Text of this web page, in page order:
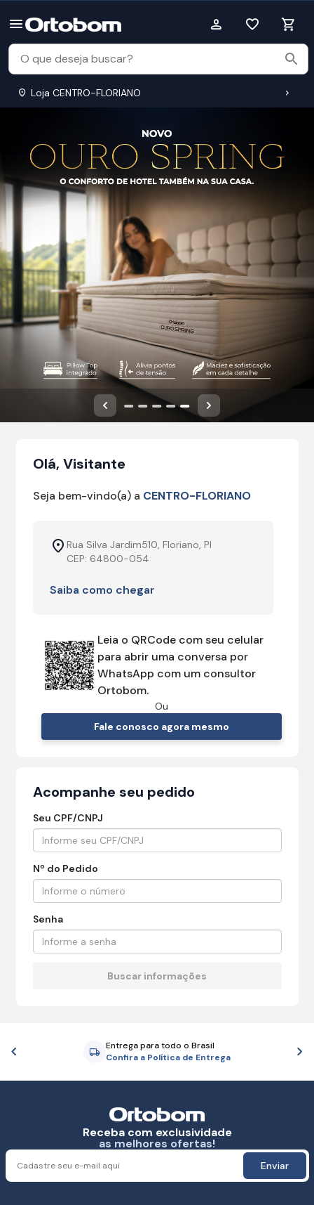
Loja CENTRO-FLORIANO
Anterior Próximo
Olá, Visitante
Seja bem-vindo(a) a CENTRO-FLORIANO
Rua Silva Jardim510, Floriano, PI
CEP: 64800-054
Saiba como chegar
Leia o QRCode com seu celular
para abrir uma conversa por
WhatsApp com um consultor
Ortobom.
Ou
Fale conosco agora mesmo
Acompanhe seu pedido
Seu CPF/CNPJ
Nº do Pedido
Senha
Entrega para todo o Brasil
Confira a Política de Entrega
Anterior
Receba com exclusividade
as melhores ofertas!
Enviar